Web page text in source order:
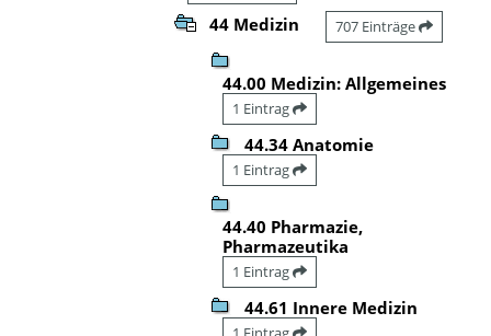
44 Medizin 707 Einträge
44.00 Medizin: Allgemeines
1 Eintrag
44.34 Anatomie
1 Eintrag
44.40 Pharmazie,
Pharmazeutika
1 Eintrag
44.61 Innere Medizin